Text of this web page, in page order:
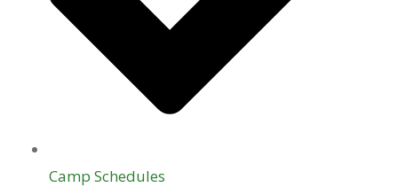
Camp Schedules